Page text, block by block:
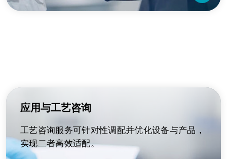
应用与工艺咨询
工艺咨询服务可针对性调配并优化设备与产品，
实现二者高效适配。